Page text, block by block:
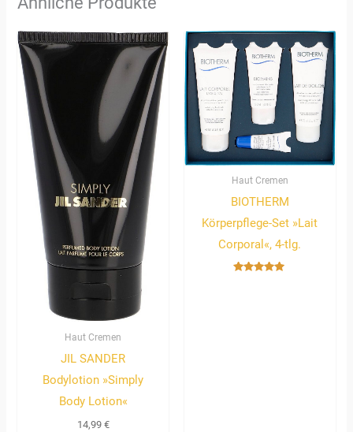
Haut Cremen
JIL SANDER
Bodylotion »Simply
Body Lotion«
14,99 €
Haut Cremen
BIOTHERM
Körperpflege-Set »Lait
Corporal«, 4-tlg.